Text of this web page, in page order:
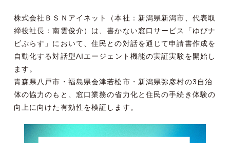
株式会社ＢＳＮアイネット（本社：新潟県新潟市、代表取
締役社長：南雲俊介）は、書かない窓口サービス「ゆびナ
ビぷらす」において、住民との対話を通じて申請書作成を
自動化する対話型AIエージェント機能の実証実験を開始し
ます。
青森県八戸市・福島県会津若松市・新潟県弥彦村の3自治
体の協力のもと、窓口業務の省力化と住民の手続き体験の
向上に向けた有効性を検証します。